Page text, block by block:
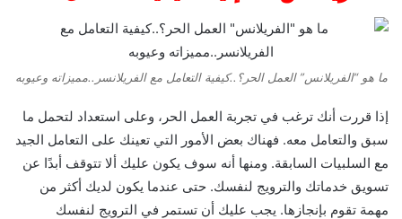
ما هو “الفريلانس” العمل الحر؟..كيفية التعامل مع الفريلانسر..مميزاته وعيوبه
إذا قررت أنك ترغب في تجربة العمل الحر، وعلى استعداد لتحمل ما
سبق والتعامل معه. فهناك بعض الأمور التي تعينك على التعامل الجيد
مع السلبيات السابقة. ومنها أنه سوف يكون عليك ألا تتوقف أبدًا عن
تسويق خدماتك والترويج لنفسك. حتى عندما يكون لديك أكثر من
مهمة تقوم بإنجازها. يجب عليك أن تستمر في الترويج لنفسك